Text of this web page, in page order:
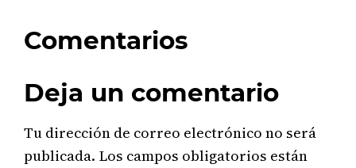
CHINA
Comentarios
Deja un comentario
Tu dirección de correo electrónico no será
publicada. Los campos obligatorios están